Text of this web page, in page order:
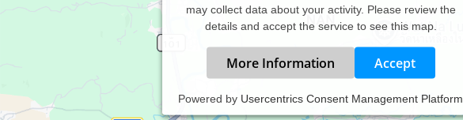
may collect data about your activity. Please review the
details and accept the service to see this map.
More Information Accept
Powered by Usercentrics Consent Management Platform
Sehr geehrte Kundinnen und Kunden,